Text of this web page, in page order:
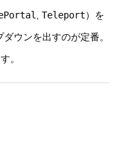
, Teleport）を
ウンを出すのが定番。
。